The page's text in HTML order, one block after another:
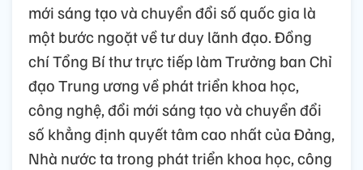
mới sáng tạo và chuyển đổi số quốc gia là
một bước ngoặt về tư duy lãnh đạo. Đồng
chí Tổng Bí thư trực tiếp làm Trưởng ban Chỉ
đạo Trung ương về phát triển khoa học,
công nghệ, đổi mới sáng tạo và chuyển đổi
số khẳng định quyết tâm cao nhất của Đảng,
Nhà nước ta trong phát triển khoa học, công